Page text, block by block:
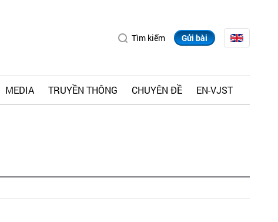
Tìm kiếm Gửi bài
MEDIA TRUYỀN THÔNG CHUYÊN ĐỀ EN-VJST